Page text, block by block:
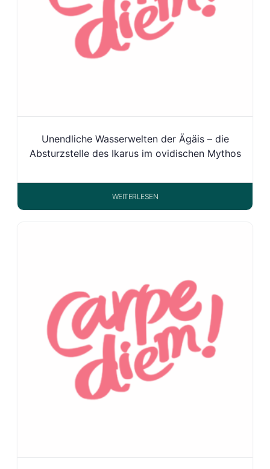
Unendliche Wasserwelten der Ägäis – die
Absturzstelle des Ikarus im ovidischen Mythos
WEITERLESEN